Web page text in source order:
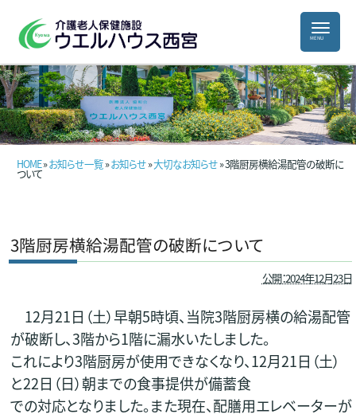
HOME»お知らせ一覧»お知らせ»大切なお知らせ» 3階厨房横給湯配管の破断に
ついて
3階厨房横給湯配管の破断について
公開：2024年12月23日
12月21日（土）早朝5時頃、当院3階厨房横の給湯配管
が破断し、3階から1階に漏水いたしました。
これにより3階厨房が使用できなくなり、12月21日（土）
と22日（日）朝までの食事提供が備蓄食
での対応となりました。また現在、配膳用エレベーターが